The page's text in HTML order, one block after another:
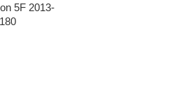
5F 2013-